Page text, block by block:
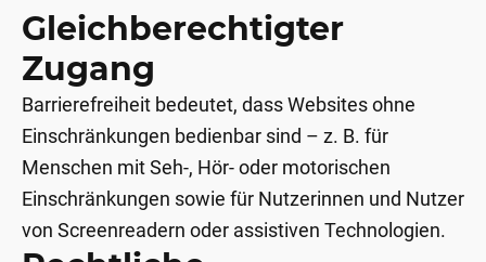
Gleichberechtigter
Zugang
Barrierefreiheit bedeutet, dass Websites ohne
Einschränkungen bedienbar sind – z. B. für
Menschen mit Seh-, Hör- oder motorischen
Einschränkungen sowie für Nutzerinnen und Nutzer
von Screenreadern oder assistiven Technologien.